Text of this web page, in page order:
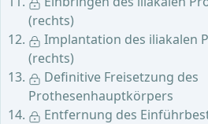
(rechts)
Implantation des iliakalen
(rechts)
Definitive Freisetzung des
Prothesenhauptkörpers
Entfernung des